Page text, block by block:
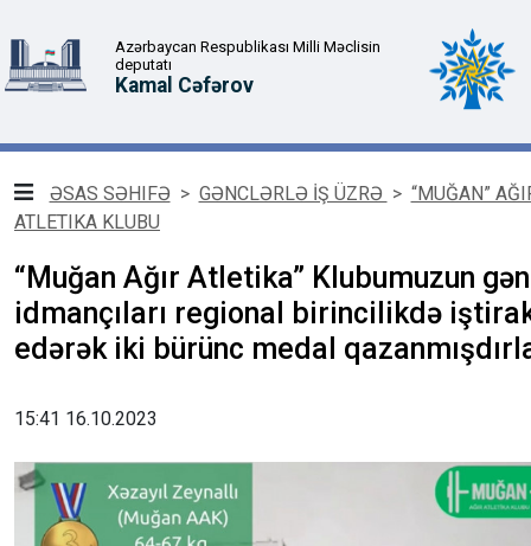
Azərbaycan Respublikası Milli Məclisin
deputatı
Kamal Cəfərov
ƏSAS SƏHIFƏ > GƏNCLƏRLƏ İŞ ÜZRƏ > “MUĞAN”
ATLETIKA KLUBU
“Muğan Ağır Atletika” Klubumuzun
idmançıları regional birincilikdə
edərək iki bürünc medal
15:41 16.10.2023